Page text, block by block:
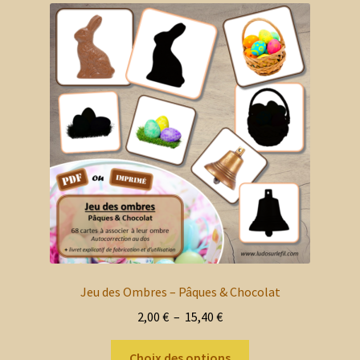
Les
options
peuvent
être
choisies
sur
la
page
du
produit
Jeu des Ombres – Pâques & Chocolat
2,00 € – 15,40 €Plage
prix :